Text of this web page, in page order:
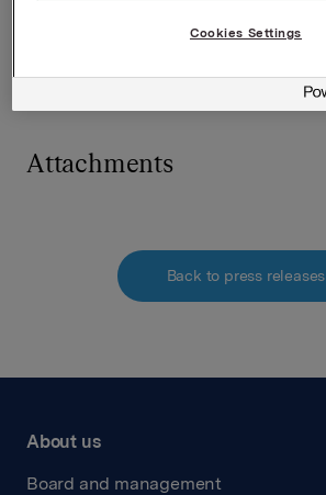
Attachments
Back to press releases
About us
Board and management
Cookies Settings